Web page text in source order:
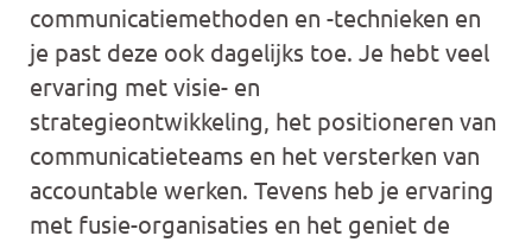
communicatiemethoden en -technieken en
je past deze ook dagelijks toe. Je hebt veel
ervaring met visie- en
strategieontwikkeling, het positioneren van
communicatieteams en het versterken van
accountable werken. Tevens heb je ervaring
met fusie-organisaties en het geniet de